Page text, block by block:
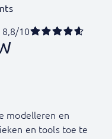
10
modelleren en
en tools toe te